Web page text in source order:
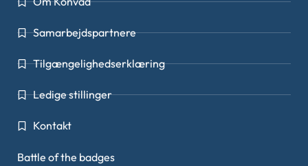
Samarbejdspartnere
Tilgængelighedserklæring
Ledige stillinger
Kontakt
Battle of the badges